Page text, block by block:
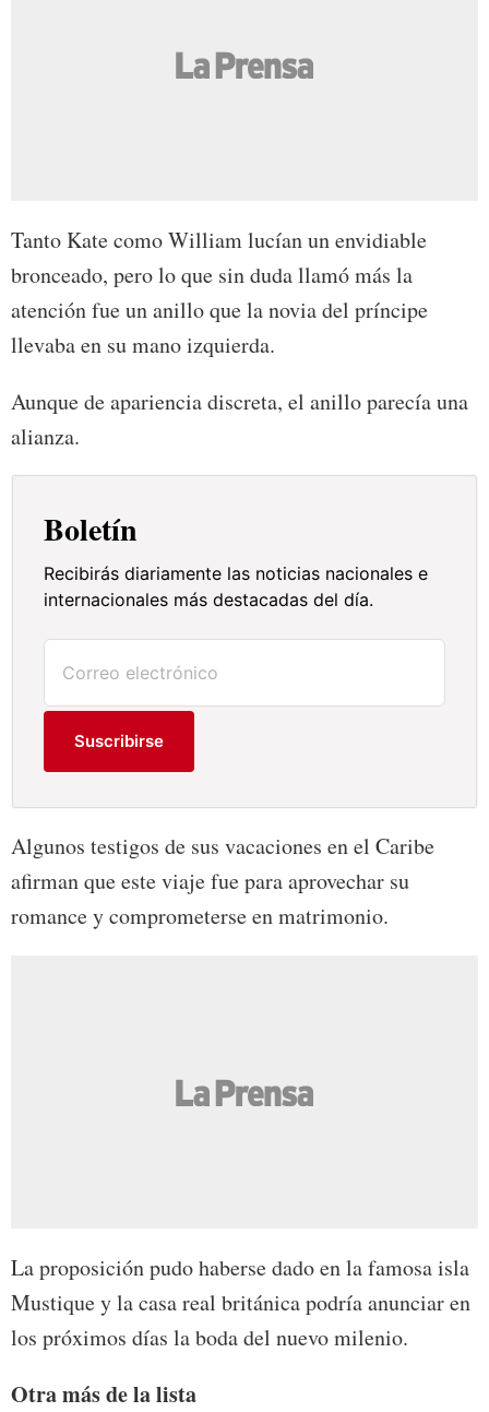
Tanto Kate como William lucían un envidiable
bronceado, pero lo que sin duda llamó más la
atención fue un anillo que la novia del príncipe
llevaba en su mano izquierda.
Aunque de apariencia discreta, el anillo parecía una
alianza.
Boletín
Recibirás diariamente las noticias nacionales e
internacionales más destacadas del día.
Suscribirse
Algunos testigos de sus vacaciones en el Caribe
afirman que este viaje fue para aprovechar su
romance y comprometerse en matrimonio.
La proposición pudo haberse dado en la famosa isla
Mustique y la casa real británica podría anunciar en
los próximos días la boda del nuevo milenio.
Otra más de la lista